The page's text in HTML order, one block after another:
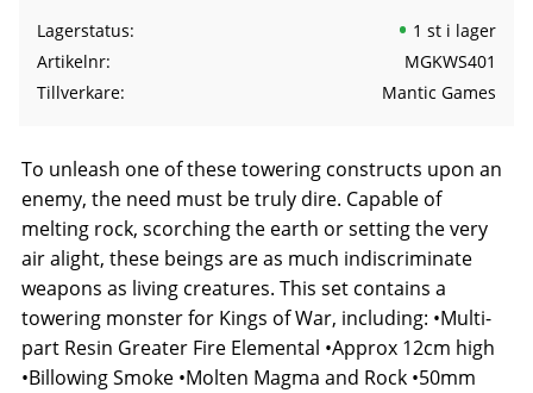
Lagerstatus
1 st i lager
Artikelnr
MGKWS401
Tillverkare
Mantic Games
To unleash one of these towering constructs upon an
enemy, the need must be truly dire. Capable of
melting rock, scorching the earth or setting the very
air alight, these beings are as much indiscriminate
weapons as living creatures. This set contains a
towering monster for Kings of War, including: •Multi-
part Resin Greater Fire Elemental •Approx 12cm high
•Billowing Smoke •Molten Magma and Rock •50mm